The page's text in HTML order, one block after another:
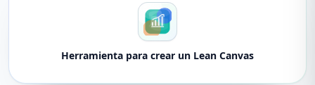
Herramienta para crear un Lean Canvas